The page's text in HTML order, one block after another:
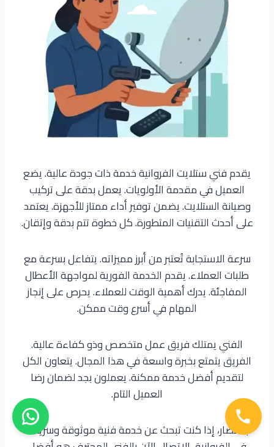
يقدم فني ستلايت الفروانية خدمة ذات جودة عالية. يضع
العميل في مقدمة الأولويات. يعمل بدقة على تركيب
وصيانة الستلايت. يضمن توفير أداء ممتاز للأجهزة. يعتمد
على أحدث التقنيات المتطورة. كل خطوة تتم بدقة وإتقان.
سرعة الاستجابة تُعتبر من أبرز مميزاته. يتفاعل بسرعة مع
طلبات العملاء. يقدم الخدمة الفورية لمواجهة الأعطال
المفاجئة. يدرك أهمية الوقت للعملاء. يحرص على إنجاز
المهام في أسرع وقت ممكن.
الفني يمتلك فريق عمل متخصص وذو كفاءة عالية.
الفريق يتمتع بخبرة واسعة في هذا المجال. يتعاون الكل
لتقديم أفضل خدمة ممكنة. يعملون بجد لضمان رضا
العميل التام.
باختصار، إذا كنت تبحث عن خدمة فنية موثوقة وسريعة